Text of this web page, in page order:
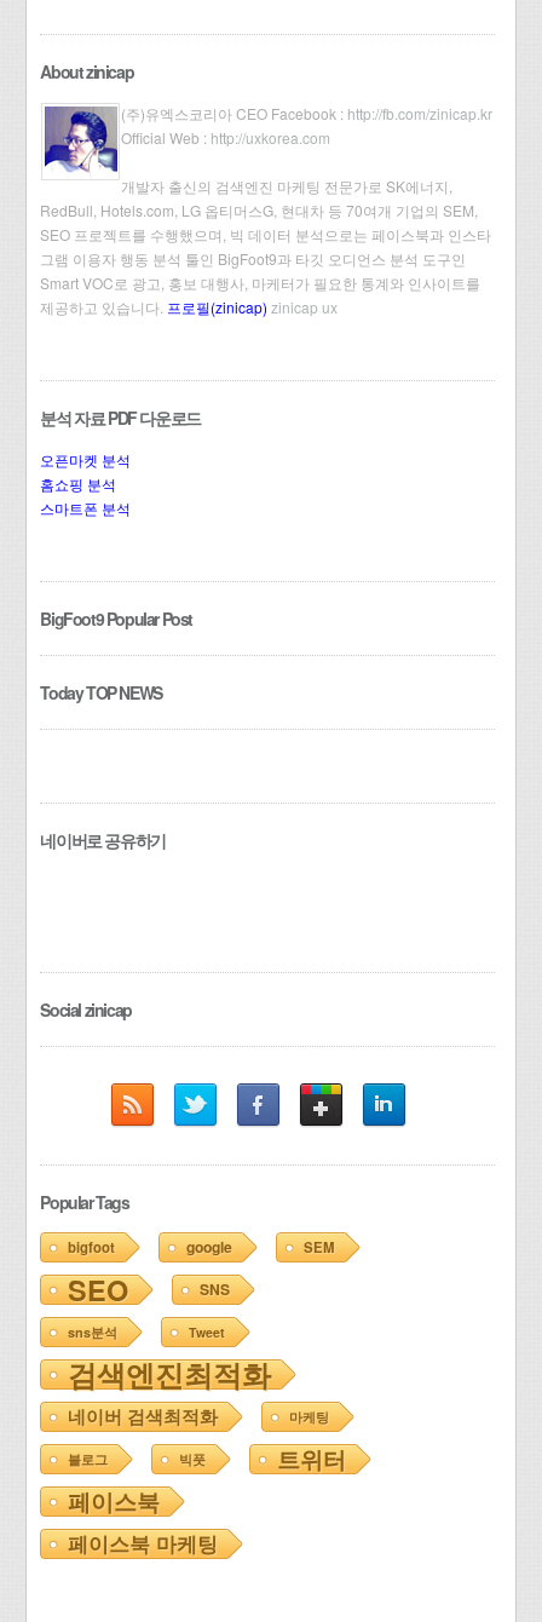
About zinicap
(주)유엑스코리아 CEO Facebook : http://fb.com/zinicap.kr
Official Web : http://uxkorea.com
개발자 출신의 검색엔진 마케팅 전문가로 SK에너지,
RedBull, Hotels.com, LG 옵티머스G, 현대차 등 70여개 기업의 SEM,
SEO 프로젝트를 수행했으며, 빅 데이터 분석으로는 페이스북과 인스타
그램 이용자 행동 분석 툴인 BigFoot9과 타깃 오디언스 분석 도구인
Smart VOC로 광고, 홍보 대행사, 마케터가 필요한 통계와 인사이트를
제공하고 있습니다. 프로필(zinicap) zinicap ux
분석 자료 PDF 다운로드
오픈마켓 분석
홈쇼핑 분석
스마트폰 분석
BigFoot9 Popular Post
Today TOP NEWS
네이버로 공유하기
Social zinicap
Popular Tags
bigfoot google SEM
SEO SNS
sns분석 Tweet
검색엔진최적화
네이버 검색최적화 마케팅
블로그 빅풋
트위터
페이스북
페이스북 마케팅